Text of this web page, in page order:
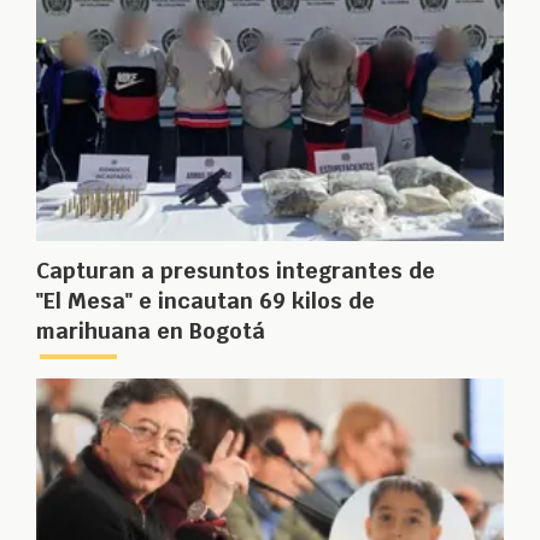
Capturan a presuntos integrantes de
"El Mesa" e incautan 69 kilos de
marihuana en Bogotá